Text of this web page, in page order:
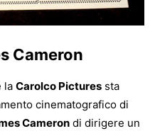
Cameron
la Carolco Pictures sta
cinematografico di
Cameron di dirigere un